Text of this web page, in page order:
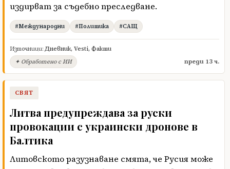
издирват за съдебно преследване.
#Международни #Политика #САЩ
Източници: Дневник, Vesti, Факти
✦ Обработено с ИИ
преди 13 ч.
СВЯТ
Литва предупреждава за руски
провокации с украински дронове в
Балтика
Литовското разузнаване смята, че Русия може